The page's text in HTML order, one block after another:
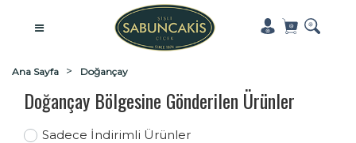
Ana Sayfa Doğançay
Doğançay Bölgesine Gönderilen Ürünler
Sadece İndirimli Ürünler